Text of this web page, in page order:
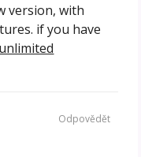
version, with
if you have
Odpovědět